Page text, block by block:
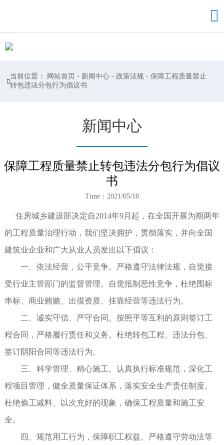


当前位置： 网站首页 - 新闻中心 -政策法规 -保障工程质量禁止
转包违法分包行为倡议书
新闻中心
保障工程质量禁止转包违法分包行为倡议
书
Time：2021/05/18
住房城乡建设部决定自2014年9月起，在全国开展为期两年
的工程质量治理行动，我们坚决拥护，贯彻落实，并向全国
建筑业企业和广大从业人员发出以下倡议：
一、依法经营，公平竞争。严格遵守法律法规，自觉接
受行业主管部门的监督管理。自觉抵制恶性竞争，杜绝围标
串标、商业贿赂、出借资质、挂靠经营等违法行为。
二、诚实守信、严守合同。按照平等互利的原则签订工
程合同，严格履行责任和义务。杜绝转包工程、违法分包、
签订阴阳合同等违法行为。
三、科学管理、精心施工。认真执行标准规范，深化工
程项目管理，健全质量保证体系，落实安全生产责任制度。
杜绝偷工减料、以次充好的现象，确保工程质量和施工安
全。
四、规范用工行为，保障职工权益。严格遵守劳动法等